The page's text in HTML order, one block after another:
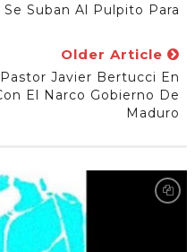
Suban Al Pulpito Para
Older Article
Javier Bertucci En
El Narco Gobierno De
Maduro